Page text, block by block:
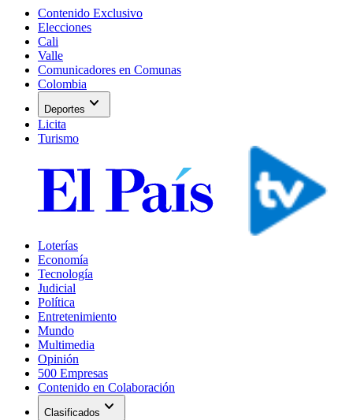
Contenido Exclusivo
Elecciones
Cali
Valle
Comunicadores en Comunas
Colombia
Deportes expand_more
Licita
Turismo
Loterías
Economía
Tecnología
Judicial
Política
Entretenimiento
Mundo
Multimedia
Opinión
500 Empresas
Contenido en Colaboración
Clasificados expand_more